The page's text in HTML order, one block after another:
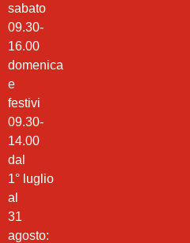
sabato
09.30-
16.00
domenica
e
festivi
09.30-
14.00
dal
1° luglio
al
31
agosto: